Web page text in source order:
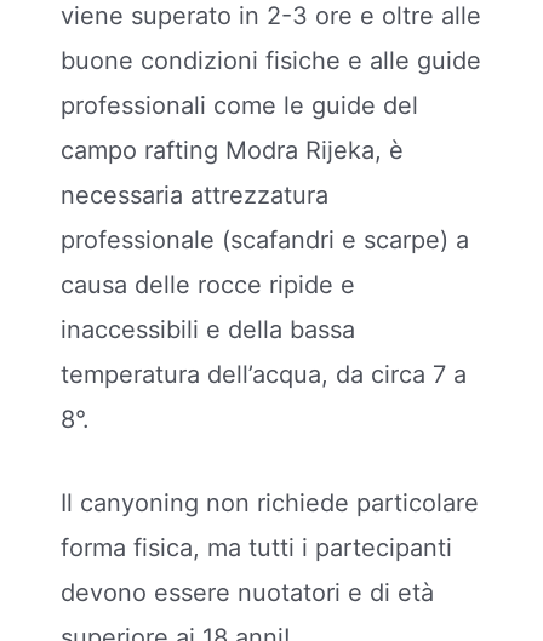
viene superato in 2-3 ore e oltre alle
buone condizioni fisiche e alle guide
professionali come le guide del
campo rafting Modra Rijeka, è
necessaria attrezzatura
professionale (scafandri e scarpe) a
causa delle rocce ripide e
inaccessibili e della bassa
temperatura dell’acqua, da circa 7 a
8°.
Il canyoning non richiede particolare
forma fisica, ma tutti i partecipanti
devono essere nuotatori e di età